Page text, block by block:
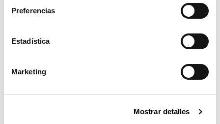
Preferencias
Estadística
Marketing
Mostrar detalles
sido muy positivo, confirma que estamos en el buen
camino y que son válidas las claves de nuestro
El valor de la fabricación, la innovación y la
sostenibilidad